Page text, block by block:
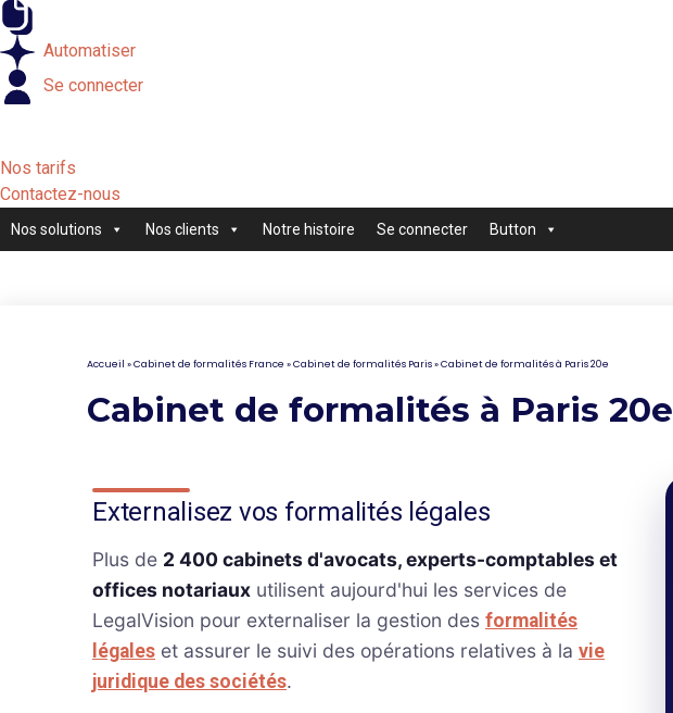
Automatiser
Se connecter
Nos tarifs
Contactez-nous
Nos solutions Nos clients Notre histoire Se connecter Button
Accueil »Cabinet de formalités France »Cabinet de formalités Paris»Cabinet de formalités à Paris 20e
Cabinet de formalités à Paris 20e
Externalisez vos formalités légales
Plus de 2 400 cabinets d'avocats, experts-comptables et
offices notariaux utilisent aujourd'hui les services de
LegalVision pour externaliser la gestion des formalités
légales et assurer le suivi des opérations relatives à la vie
juridique des sociétés.